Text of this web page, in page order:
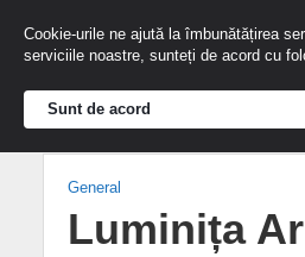
General
Luminița
Cookie-urile ne ajută la îmbunătățirea
serviciile noastre, sunteți de acord cu
Sunt de acord